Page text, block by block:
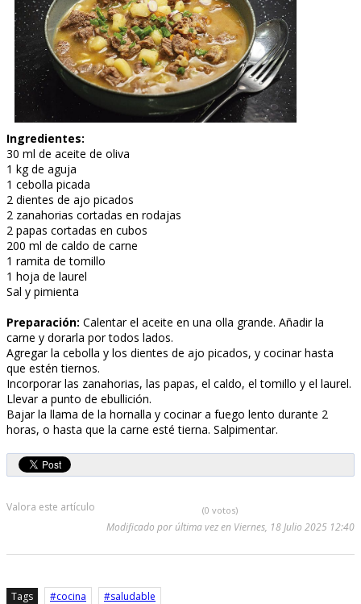
Ingredientes:
30 ml de aceite de oliva
1 kg de aguja
1 cebolla picada
2 dientes de ajo picados
2 zanahorias cortadas en rodajas
2 papas cortadas en cubos
200 ml de caldo de carne
1 ramita de tomillo
1 hoja de laurel
Sal y pimienta
Preparación: Calentar el aceite en una olla grande. Añadir la
carne y dorarla por todos lados.
Agregar la cebolla y los dientes de ajo picados, y cocinar hasta
que estén tiernos.
Incorporar las zanahorias, las papas, el caldo, el tomillo y el laurel.
Llevar a punto de ebullición.
Bajar la llama de la hornalla y cocinar a fuego lento durante 2
horas, o hasta que la carne esté tierna. Salpimentar.
Valora este artículo (0 votos)
Modificado por última vez en Viernes, 18 Julio 2025 12:40
Tags cocina saludable